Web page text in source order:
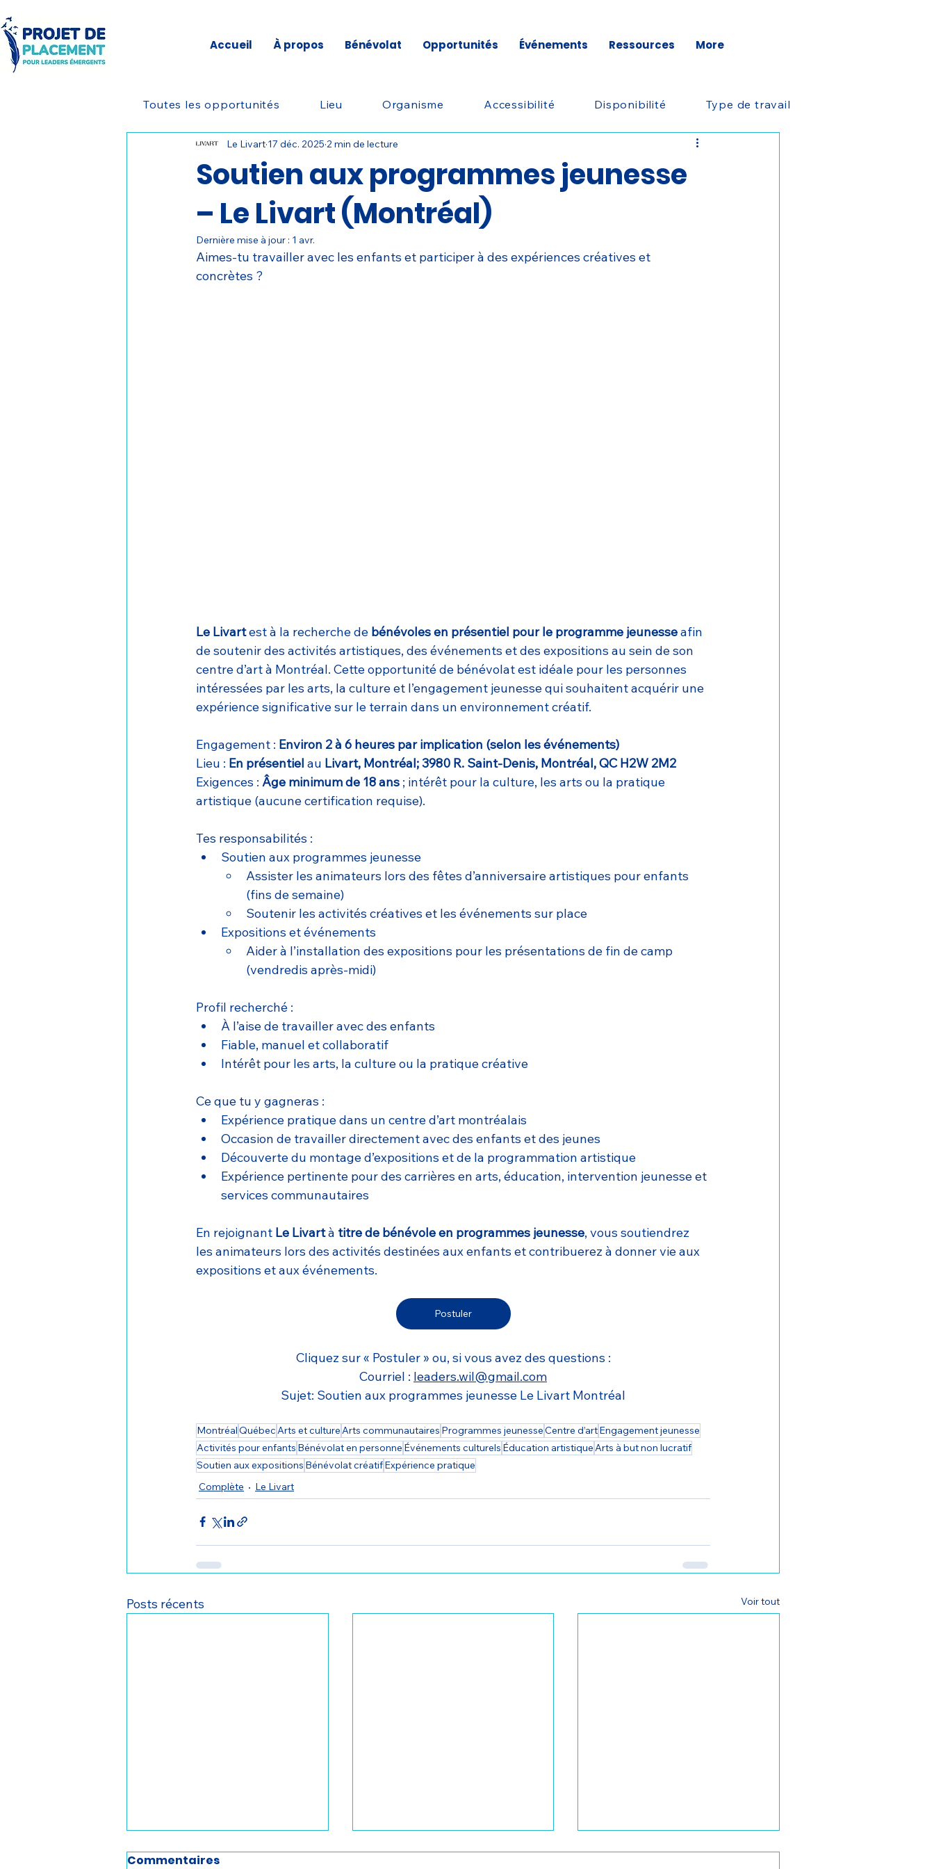
Accueil À propos Bénévolat Opportunités Événements Ressources More
Toutes les opportunités Lieu Organisme Accessibilité Disponibilité Type de travail
Soutien aux programmes jeunesse
– Le Livart (Montréal)
Le Livart 17 déc. 2025 2 min de lecture
Dernière mise à jour : 1 avr.
Aimes-tu travailler avec les enfants et participer à des expériences créatives et
concrètes ?
Le Livart est à la recherche de bénévoles en présentiel pour le programme jeunesse afin
de soutenir des activités artistiques, des événements et des expositions au sein de son
centre d’art à Montréal. Cette opportunité de bénévolat est idéale pour les personnes
intéressées par les arts, la culture et l’engagement jeunesse qui souhaitent acquérir une
expérience significative sur le terrain dans un environnement créatif.
Engagement : Environ 2 à 6 heures par implication (selon les événements)
Lieu : En présentiel au Livart, Montréal; 3980 R. Saint-Denis, Montréal, QC H2W 2M2
Exigences : Âge minimum de 18 ans ; intérêt pour la culture, les arts ou la pratique
artistique (aucune certification requise).
Tes responsabilités :
Soutien aux programmes jeunesse
Assister les animateurs lors des fêtes d’anniversaire artistiques pour enfants
(fins de semaine)
Soutenir les activités créatives et les événements sur place
Expositions et événements
Aider à l’installation des expositions pour les présentations de fin de camp
(vendredis après-midi)
Profil recherché :
À l’aise de travailler avec des enfants
Fiable, manuel et collaboratif
Intérêt pour les arts, la culture ou la pratique créative
Ce que tu y gagneras :
Expérience pratique dans un centre d’art montréalais
Occasion de travailler directement avec des enfants et des jeunes
Découverte du montage d’expositions et de la programmation artistique
Expérience pertinente pour des carrières en arts, éducation, intervention jeunesse et
services communautaires
En rejoignant Le Livart à titre de bénévole en programmes jeunesse, vous soutiendrez
les animateurs lors des activités destinées aux enfants et contribuerez à donner vie aux
expositions et aux événements.
Postuler
Cliquez sur « Postuler » ou, si vous avez des questions :
Courriel : leaders.wil@gmail.com
Sujet: Soutien aux programmes jeunesse Le Livart Montréal
MontréalQuébecArts et cultureArts communautaires Programmes jeunesseCentre d’artEngagement jeunesse
Activités pour enfants Bénévolat en personne Événements culturels Éducation artistiqueArts à but non lucratif
Soutien aux expositions Bénévolat créatifExpérience pratique
Complète
Le Livart
Posts récents Voir tout
Commentaires